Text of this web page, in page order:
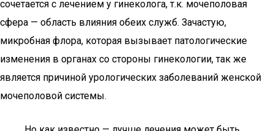
сочетается с лечением у гинеколога, т.к. мочеполовая
сфера — область влияния обеих служб. Зачастую,
микробная флора, которая вызывает патологические
изменения в органах со стороны гинекологии, так же
является причиной урологических заболеваний женской
мочеполовой системы.